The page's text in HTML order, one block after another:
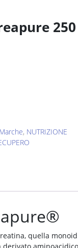
Marche, NUTRIZIONE
quella